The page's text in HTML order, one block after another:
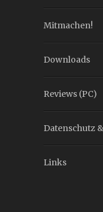
Mitmachen!
Downloads
Reviews (PC)
Datenschutz
Links